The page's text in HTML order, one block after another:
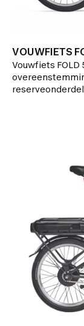
VOUWFIETS
Vouwfiets